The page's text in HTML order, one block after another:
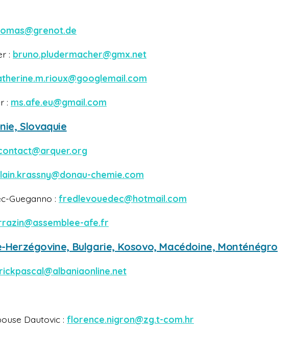
: bruno.pludermacher@gmx.net
: ms.afe.eu@gmail.com
Slovaquie
chemie.com
Gueganno : fredlevouedec@hotmail.com
afe.fr
Herzégovine, Bulgarie, Kosovo, Macédoine, Monténégro
Dautovic : florence.nigron@zg.t-com.hr